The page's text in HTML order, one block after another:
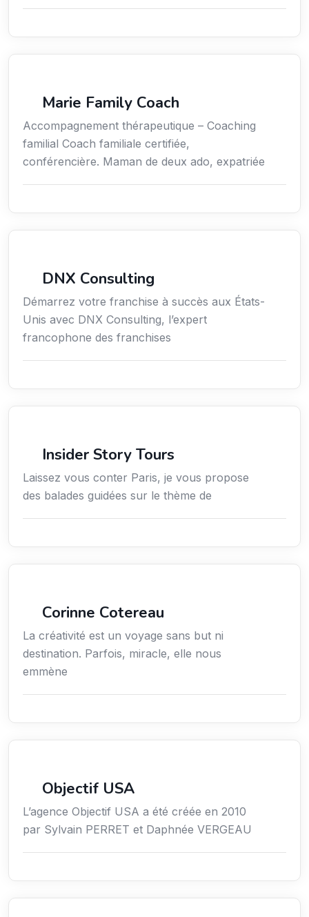
Marie Family Coach
Accompagnement thérapeutique – Coaching
familial Coach familiale certifiée,
conférencière. Maman de deux ado, expatriée
DNX Consulting
Démarrez votre franchise à succès aux États-
Unis avec DNX Consulting, l’expert
francophone des franchises
Insider Story Tours
Laissez vous conter Paris, je vous propose
des balades guidées sur le thème de
Corinne Cotereau
La créativité est un voyage sans but ni
destination. Parfois, miracle, elle nous
emmène
Objectif USA
L’agence Objectif USA a été créée en 2010
par Sylvain PERRET et Daphnée VERGEAU